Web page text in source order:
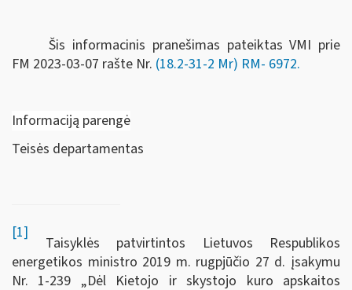
Šis informacinis pranešimas pateiktas VMI prie
FM 2023-03-07 rašte Nr. (18.2-31-2 Mr) RM- 6972.
Informaciją parengė
Teisės departamentas
[1]
Taisyklės patvirtintos Lietuvos Respublikos
energetikos ministro 2019 m. rugpjūčio 27 d. įsakymu
Nr. 1-239 „Dėl Kietojo ir skystojo kuro apskaitos